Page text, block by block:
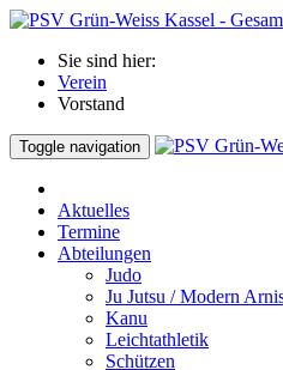
Sie sind hier:
Verein
Vorstand
Toggle navigation
Aktuelles
Termine
Abteilungen
Judo
Ju Jutsu / Modern
Kanu
Leichtathletik
Schützen